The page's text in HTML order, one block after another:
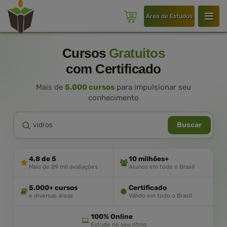
Área de Estudos
Cursos Gratuitos
com Certificado
Mais de 5.000 cursos para impulsionar seu
conhecimento
Buscar
4,8 de 5
Mais de 89 mil avaliações
10 milhões+
Alunos em todo o Brasil
5.000+ cursos
e diversas áreas
Certificado
Válido em todo o Brasil
100% Online
Estude no seu ritmo